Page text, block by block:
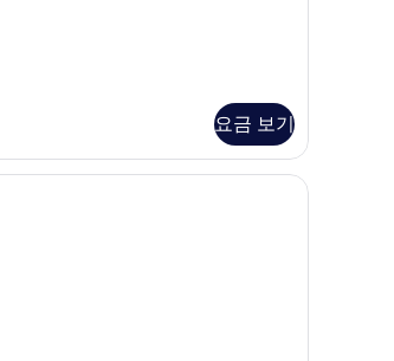
요금 보기
고급 침구, 오리/거위털 이불, 무료 미니바 품목